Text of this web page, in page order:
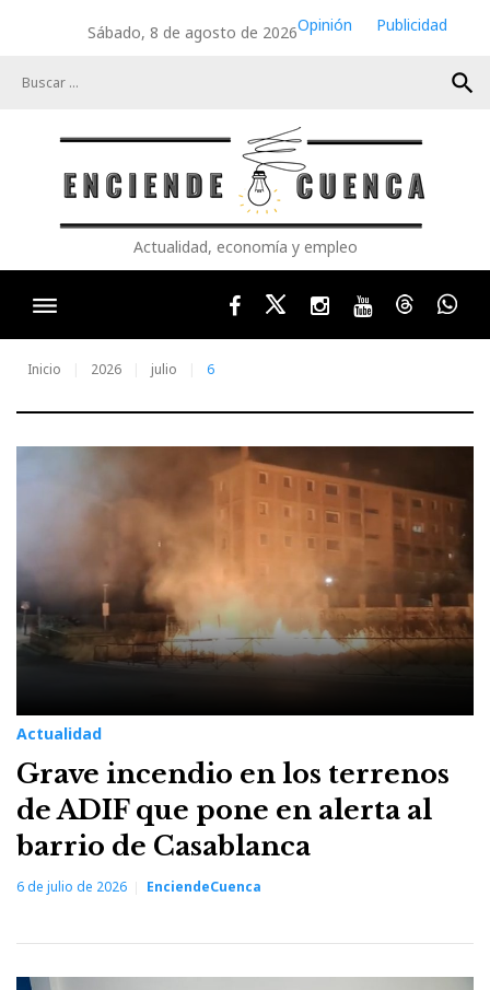
Sábado, 8 de agosto de 2026Opinión
Publicidad
search
Actualidad, economía y empleo
FacebookTwitterInstagram
YoutubeThreads
Inicio 2026 julio 6
julio
de
2026
Actualidad
Grave incendio en los terrenos
de ADIF que pone en alerta al
barrio de Casablanca
6 de julio de 2026 EnciendeCuenca